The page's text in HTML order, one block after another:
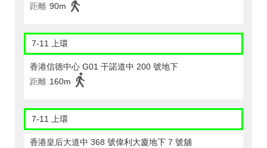
距離 90m
7-11 上環
香港信德中心 G01 干諾道中 200 號地下
距離 160m
7-11 上環
香港皇后大道中 368 號偉利大廈地下 7 號舖